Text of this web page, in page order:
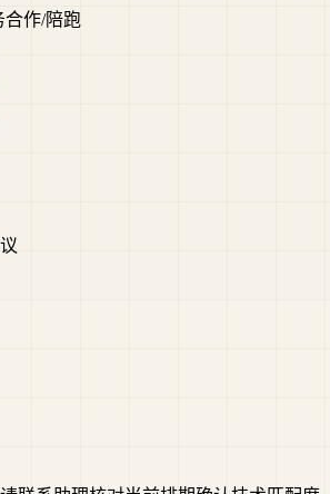
合作/陪跑